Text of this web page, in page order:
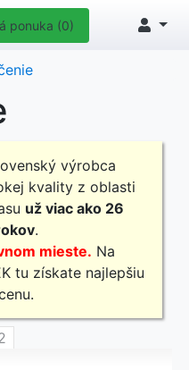
ponuka (0)
výrobca
kvality z oblasti
už viac ako 26
.
mieste. Na
tu získate najlepšiu